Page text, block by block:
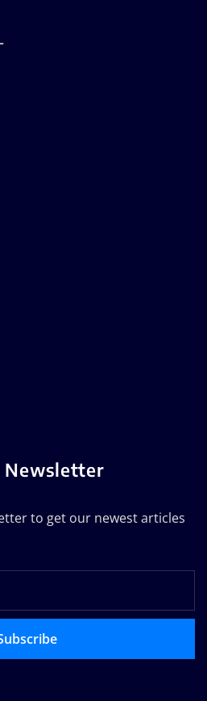
Newsletter
to get our newest articles